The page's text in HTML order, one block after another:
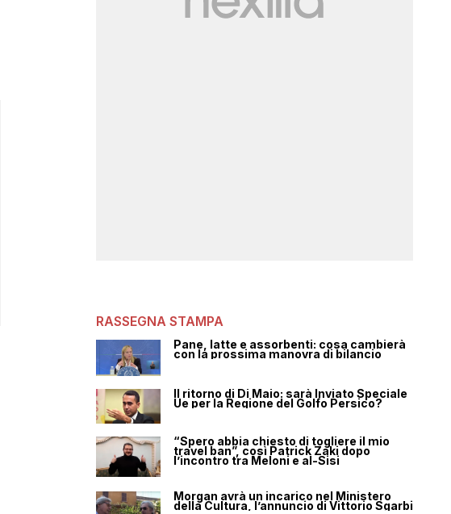
RASSEGNA STAMPA
Pane, latte e assorbenti: cosa cambierà
con la prossima manovra di bilancio
Il ritorno di Di Maio: sarà Inviato Speciale
Ue per la Regione del Golfo Persico?
“Spero abbia chiesto di togliere il mio
travel ban”, così Patrick Zaki dopo
l’incontro tra Meloni e al-Sisi
Morgan avrà un incarico nel Ministero
della Cultura, l’annuncio di Vittorio Sgarbi